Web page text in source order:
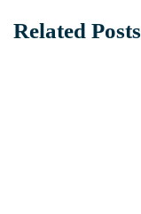
Related Posts